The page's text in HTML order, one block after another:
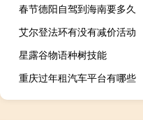
春节德阳自驾到海南要多久
艾尔登法环有没有减价活动
星露谷物语种树技能
重庆过年租汽车平台有哪些